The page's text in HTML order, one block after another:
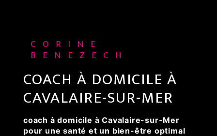
CORINE
BENEZECH
COACH À DOMICILE À
CAVALAIRE-SUR-MER
coach à domicile à Cavalaire-sur-Mer
pour une santé et un bien-être optimal